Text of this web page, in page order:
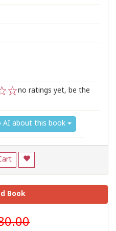
no ratings yet, be the
AI about this book
Book